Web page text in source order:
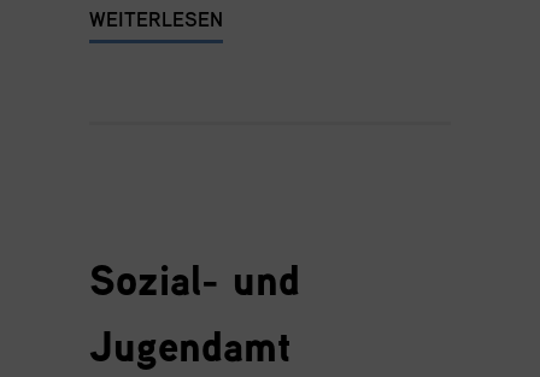
WEITERLESEN
Sozial- und
Jugendamt